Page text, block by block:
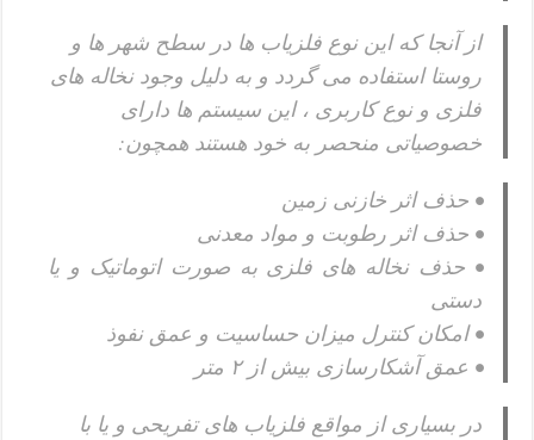
از آنجا که این نوع فلزیاب ها در سطح شهر ها و
روستا استفاده می گردد و به دلیل وجود نخاله های
فلزی و نوع کاربری ، این سیستم ها دارای
خصوصیاتی منحصر به خود هستند همچون:
• حذف اثر خازنی زمین
• حذف اثر رطوبت و مواد معدنی
• حذف نخاله های فلزی به صورت اتوماتیک و یا
دستی
• امکان کنترل میزان حساسیت و عمق نفوذ
• عمق آشکارسازی بیش از ۲ متر
در بسیاری از مواقع فلزیاب های تفریحی و یا با